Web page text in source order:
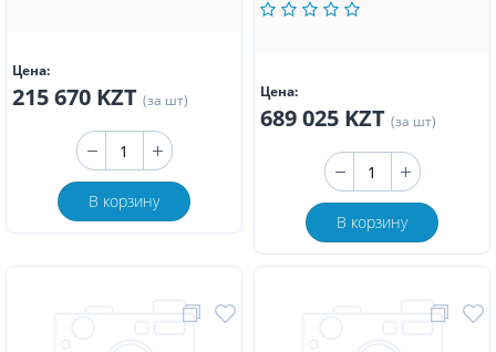
Цена:
215 670 KZT (за шт)
В корзину
Цена:
689 025 KZT (за шт)
В корзину